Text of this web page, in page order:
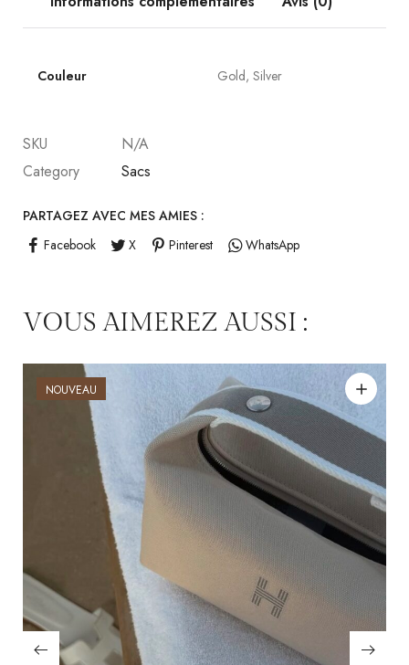
Couleur Gold, Silver
SKU
N/A
Category
Sacs
PARTAGEZ AVEC MES AMIES :
Facebook
X Pinterest WhatsApp
VOUS AIMEREZ AUSSI :
NOUVEAU